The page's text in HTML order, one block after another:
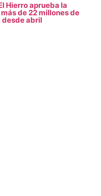
Hierro aprueba la
de 22 millones de
desde abril